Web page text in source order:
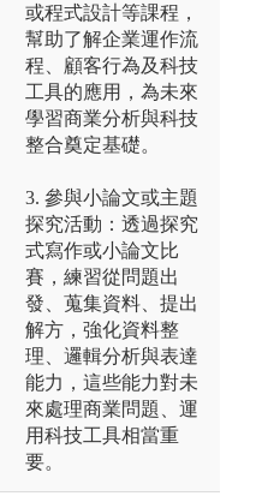
或程式設計等課程，
幫助了解企業運作流
程、顧客行為及科技
工具的應用，為未來
學習商業分析與科技
整合奠定基礎。
3. 參與小論文或主題
探究活動：透過探究
式寫作或小論文比
賽，練習從問題出
發、蒐集資料、提出
解方，強化資料整
理、邏輯分析與表達
能力，這些能力對未
來處理商業問題、運
用科技工具相當重
要。